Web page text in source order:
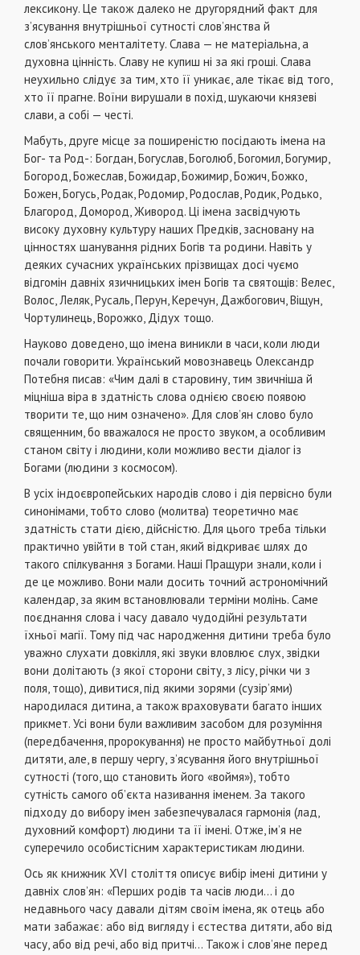
лексикону. Це також далеко не другорядний факт для
з’ясування внутрішньої сутності слов’янства й
слов’янського менталітету. Слава — не матеріальна, а
духовна цінність. Славу не купиш ні за які гроші. Слава
неухильно слідує за тим, хто її уникає, але тікає від того,
хто її прагне. Воїни вирушали в похід, шукаючи князеві
слави, а собі — честі.
Мабуть, друге місце за поширеністю посідають імена на
Бог- та Род-: Богдан, Богуслав, Боголюб, Богомил, Богумир,
Богород, Божеслав, Божидар, Божимир, Божич, Божко,
Божен, Богусь, Родак, Родомир, Родослав, Родик, Родько,
Благород, Домород, Живород. Ці імена засвідчують
високу духовну культуру наших Предків, засновану на
цінностях шанування рідних Богів та родини. Навіть у
деяких сучасних українських прізвищах досі чуємо
відгомін давніх язичницьких імен Богів та святощів: Велес,
Волос, Леляк, Русаль, Перун, Керечун, Дажбогович, Віщун,
Чортулинець, Ворожко, Дідух тощо.
Науково доведено, що імена виникли в часи, коли люди
почали говорити. Український мовознавець Олександр
Потебня писав: «Чим далі в старовину, тим звичніша й
міцніша віра в здатність слова однією своєю появою
творити те, що ним означено». Для слов’ян слово було
священним, бо вважалося не просто звуком, а особливим
станом світу і людини, коли можливо вести діалог із
Богами (людини з космосом).
В усіх індоєвропейських народів слово і дія первісно були
синонімами, тобто слово (молитва) теоретично має
здатність стати дією, дійсністю. Для цього треба тільки
практично увійти в той стан, який відкриває шлях до
такого спілкування з Богами. Наші Пращури знали, коли і
де це можливо. Вони мали досить точний астрономічний
календар, за яким встановлювали терміни молінь. Саме
поєднання слова і часу давало чудодійні результати
їхньої магії. Тому під час народження дитини треба було
уважно слухати довкілля, які звуки вловлює слух, звідки
вони долітають (з якої сторони світу, з лісу, річки чи з
поля, тощо), дивитися, під якими зорями (сузір’ями)
народилася дитина, а також враховувати багато інших
прикмет. Усі вони були важливим засобом для розуміння
(передбачення, пророкування) не просто майбутньої долі
дитяти, але, в першу чергу, з’ясування його внутрішньої
сутності (того, що становить його «воймя»), тобто
сутність самого об’єкта називання іменем. За такого
підходу до вибору імен забезпечувалася гармонія (лад,
духовний комфорт) людини та її імені. Отже, ім’я не
суперечило особистісним характеристикам людини.
Ось як книжник XVI століття описує вибір імені дитини у
давніх слов’ян: «Перших родів та часів люди... і до
недавнього часу давали дітям своїм імена, як отець або
мати забажає: або від вигляду і єстества дитяти, або від
часу, або від речі, або від притчі... Також і слов’яне перед